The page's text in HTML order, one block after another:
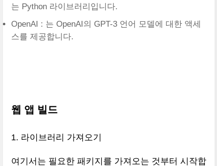
는 Python 라이브러리입니다.
OpenAI : 는 OpenAI의 GPT-3 언어 모델에 대한 액세
스를 제공합니다.
웹 앱 빌드
1. 라이브러리 가져오기
여기서는 필요한 패키지를 가져오는 것부터 시작합